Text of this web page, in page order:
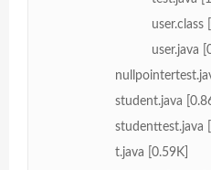
user.class
user.java
student.java
studenttest.java
t.java [0.59K]